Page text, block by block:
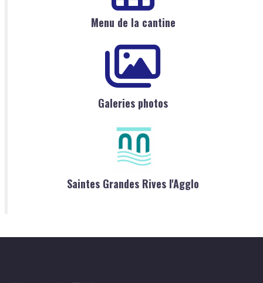
Menu de la cantine
Galeries photos
Saintes Grandes Rives l'Agglo